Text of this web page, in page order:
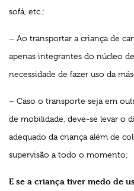
sofá, etc.;
– Ao transportar a criança de
apenas integrantes do núcleo
necessidade de fazer uso da
– Caso o transporte seja em
de mobilidade, deve-se levar o
adequado da criança além de
supervisão a todo o momento;
E se a criança tiver medo de